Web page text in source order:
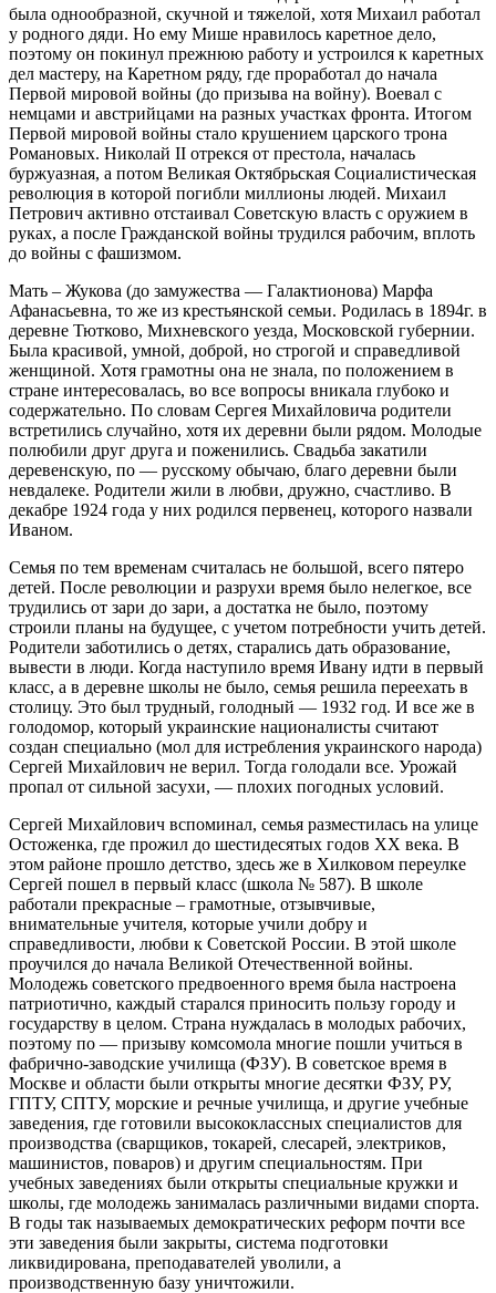
была однообразной, скучной и тяжелой, хотя Михаил работал
у родного дяди. Но ему Мише нравилось каретное дело,
поэтому он покинул прежнюю работу и устроился к каретных
дел мастеру, на Каретном ряду, где проработал до начала
Первой мировой войны (до призыва на войну). Воевал с
немцами и австрийцами на разных участках фронта. Итогом
Первой мировой войны стало крушением царского трона
Романовых. Николай II отрекся от престола, началась
буржуазная, а потом Великая Октябрьская Социалистическая
революция в которой погибли миллионы людей. Михаил
Петрович активно отстаивал Советскую власть с оружием в
руках, а после Гражданской войны трудился рабочим, вплоть
до войны с фашизмом.
Мать – Жукова (до замужества — Галактионова) Марфа
Афанасьевна, то же из крестьянской семьи. Родилась в 1894г. в
деревне Тютково, Михневского уезда, Московской губернии.
Была красивой, умной, доброй, но строгой и справедливой
женщиной. Хотя грамотны она не знала, по положением в
стране интересовалась, во все вопросы вникала глубоко и
содержательно. По словам Сергея Михайловича родители
встретились случайно, хотя их деревни были рядом. Молодые
полюбили друг друга и поженились. Свадьба закатили
деревенскую, по — русскому обычаю, благо деревни были
невдалеке. Родители жили в любви, дружно, счастливо. В
декабре 1924 года у них родился первенец, которого назвали
Иваном.
Семья по тем временам считалась не большой, всего пятеро
детей. После революции и разрухи время было нелегкое, все
трудились от зари до зари, а достатка не было, поэтому
строили планы на будущее, с учетом потребности учить детей.
Родители заботились о детях, старались дать образование,
вывести в люди. Когда наступило время Ивану идти в первый
класс, а в деревне школы не было, семья решила переехать в
столицу. Это был трудный, голодный — 1932 год. И все же в
голодомор, который украинские националисты считают
создан специально (мол для истребления украинского народа)
Сергей Михайлович не верил. Тогда голодали все. Урожай
пропал от сильной засухи, — плохих погодных условий.
Сергей Михайлович вспоминал, семья разместилась на улице
Остоженка, где прожил до шестидесятых годов ХХ века. В
этом районе прошло детство, здесь же в Хилковом переулке
Сергей пошел в первый класс (школа № 587). В школе
работали прекрасные – грамотные, отзывчивые,
внимательные учителя, которые учили добру и
справедливости, любви к Советской России. В этой школе
проучился до начала Великой Отечественной войны.
Молодежь советского предвоенного время была настроена
патриотично, каждый старался приносить пользу городу и
государству в целом. Страна нуждалась в молодых рабочих,
поэтому по — призыву комсомола многие пошли учиться в
фабрично-заводские училища (ФЗУ). В советское время в
Москве и области были открыты многие десятки ФЗУ, РУ,
ГПТУ, СПТУ, морские и речные училища, и другие учебные
заведения, где готовили высококлассных специалистов для
производства (сварщиков, токарей, слесарей, электриков,
машинистов, поваров) и другим специальностям. При
учебных заведениях были открыты специальные кружки и
школы, где молодежь занималась различными видами спорта.
В годы так называемых демократических реформ почти все
эти заведения были закрыты, система подготовки
ликвидирована, преподавателей уволили, а
производственную базу уничтожили.